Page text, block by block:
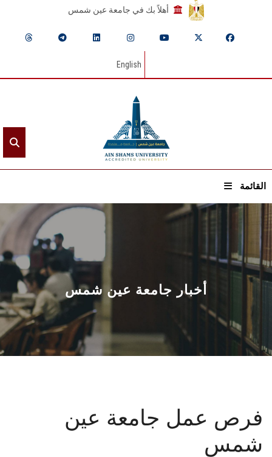
أهلاً بك في جامعة عين شمس
English
القائمة
الرئيسيـة
عن الجامعة
القطاعـات
الشئون الأكاديمية
البحث العلمي
المراكز والوحدات
أخبار جامعة عين شمس
فرص عمل جامعة عين
شمس